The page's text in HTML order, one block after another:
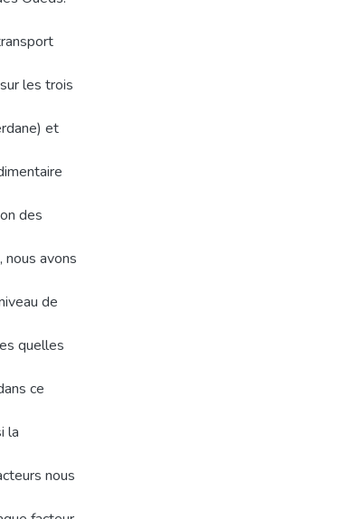
les trois
et
des
nous avons
de
quelles
ce
la
nous